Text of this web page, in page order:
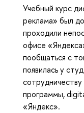
Учебный курс
реклама» был
проходили
офисе
пообщаться с
появилась у
программы,
«Яндекс».